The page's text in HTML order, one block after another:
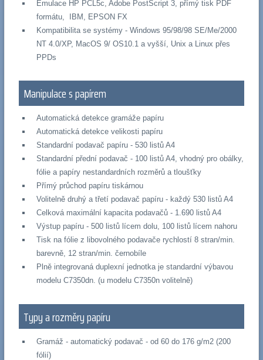
Emulace HP PCL5c, Adobe PostScript 3, přímý tisk PDF
formátu, IBM, EPSON FX
Kompatibilita se systémy - Windows 95/98/98 SE/Me/2000
NT 4.0/XP, MacOS 9/ OS10.1 a vyšší, Unix a Linux přes
PPDs
Manipulace s papírem
Automatická detekce gramáže papíru
Automatická detekce velikosti papíru
Standardní podavač papíru - 530 listů A4
Standardní přední podavač - 100 listů A4, vhodný pro obálky,
fólie a papíry nestandardních rozměrů a tloušťky
Přímý průchod papíru tiskárnou
Volitelně druhý a třetí podavač papíru - každý 530 listů A4
Celková maximální kapacita podavačů - 1.690 listů A4
Výstup papíru - 500 listů lícem dolu, 100 listů lícem nahoru
Tisk na fólie z libovolného podavače rychlostí 8 stran/min.
barevně, 12 stran/min. černobíle
Plně integrovaná duplexní jednotka je standardní výbavou
modelu C7350dn. (u modelu C7350n volitelně)
Typy a rozměry papíru
Gramáž - automatický podavač - od 60 do 176 g/m2 (200
fólií)